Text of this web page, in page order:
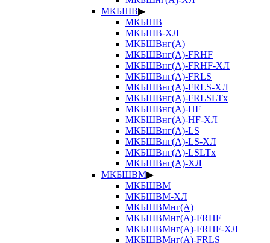
МКБШВ▶
МКБШВ
МКБШВ-ХЛ
МКБШВнг(А)
МКБШВнг(А)-FRHF
МКБШВнг(А)-FRHF-ХЛ
МКБШВнг(А)-FRLS
МКБШВнг(А)-FRLS-ХЛ
МКБШВнг(А)-FRLSLTx
МКБШВнг(А)-HF
МКБШВнг(А)-HF-ХЛ
МКБШВнг(А)-LS
МКБШВнг(А)-LS-ХЛ
МКБШВнг(А)-LSLTx
МКБШВнг(А)-ХЛ
МКБШВМ▶
МКБШВМ
МКБШВМ-ХЛ
МКБШВМнг(А)
МКБШВМнг(А)-FRHF
МКБШВМнг(А)-FRHF-ХЛ
МКБШВМнг(А)-FRLS